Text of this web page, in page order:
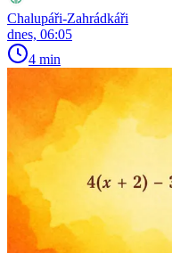
Chalupáři-Zahrádkáři
dnes, 06:05
4 min